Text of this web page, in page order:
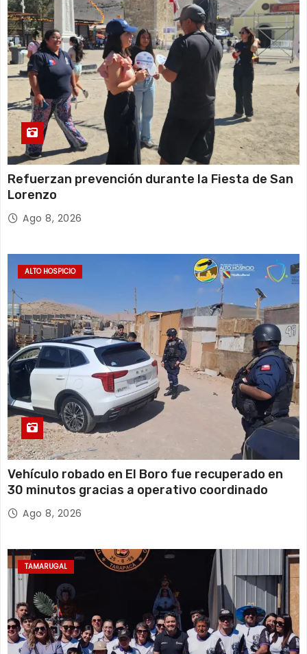
a
s
Refuerzan prevención durante la Fiesta de San
Lorenzo
Ago 8, 2026
ALTO HOSPICIO
Vehículo robado en El Boro fue recuperado en
30 minutos gracias a operativo coordinado
Ago 8, 2026
TAMARUGAL